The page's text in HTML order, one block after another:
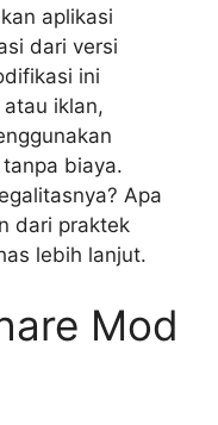
aplikasi
dari versi
ini
iklan,
biaya.
Apa
dari praktek
lebih lanjut.
Mod